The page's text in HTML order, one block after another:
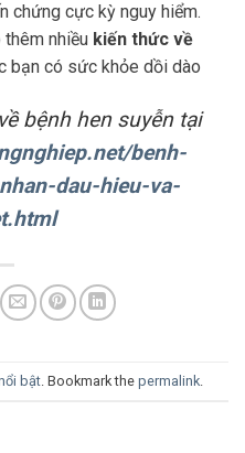
chứng cực kỳ nguy hiểm.
thêm nhiều kiến thức về
bạn có sức khỏe dồi dào
bệnh hen suyễn tại
benh-
dau-hieu-va-
bật. Bookmark the permalink.